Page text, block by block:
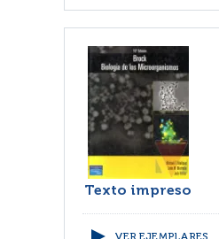
Texto impreso